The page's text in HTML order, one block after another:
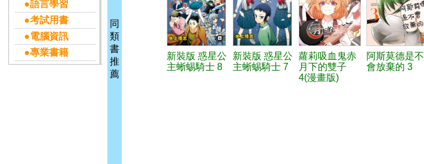
●語言學習
●考試用書
●電腦資訊
●專業書籍
同
類
書
推
薦
新裝版 惑星公
主蜥蜴騎士 8
新裝版 惑星公
主蜥蜴騎士 7
蘿莉吸血鬼赤
月下的雙子
4(漫畫版)
阿斯莫德是不
會放棄的 3